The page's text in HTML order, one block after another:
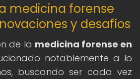
medicina forense
y desafíos
de la medicina forense en
notablemente a lo
buscando ser cada vez